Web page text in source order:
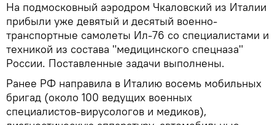
На подмосковный аэродром Чкаловский из Италии
прибыли уже девятый и десятый военно-
транспортные самолеты Ил-76 со специалистами и
техникой из состава "медицинского спецназа"
России. Поставленные задачи выполнены.
Ранее РФ направила в Италию восемь мобильных
бригад (около 100 ведущих военных
специалистов-вирусологов и медиков),